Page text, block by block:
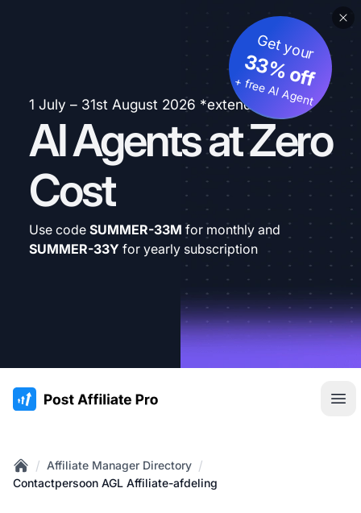
1 July – 31st August 2026 *extended
AI Agents at Zero
Cost
Get your
33% off
+ free AI Agent
Use code SUMMER-33M for monthly and
SUMMER-33Y for yearly subscription
:site.title
Home
/ Affiliate Manager Directory /
Contactpersoon AGL Affiliate-afdeling